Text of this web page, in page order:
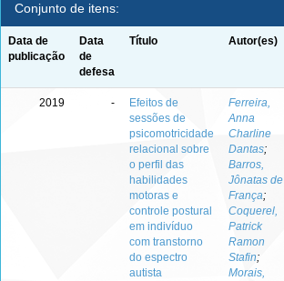
Conjunto de itens:
Data de
publicação
Data
de
defesa
Título Autor(es)
2019 -
Efeitos de
sessões de
psicomotricidade
relacional sobre
o perfil das
habilidades
motoras e
controle postural
em indivíduo
com transtorno
do espectro
autista
Ferreira,
Anna
Charline
Dantas;
Barros,
Jônatas de
França;
Coquerel,
Patrick
Ramon
Stafin;
Morais,